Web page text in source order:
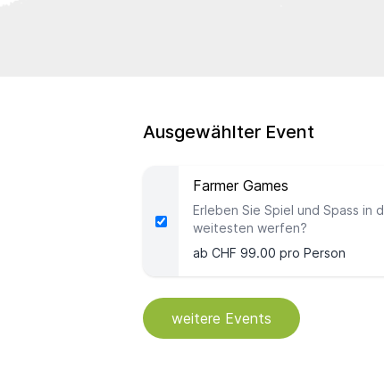
Ausgewählter Event
Farmer Games
Erleben Sie Spiel und Spass in
weitesten werfen?
ab CHF 99.00 pro Person
weitere Events